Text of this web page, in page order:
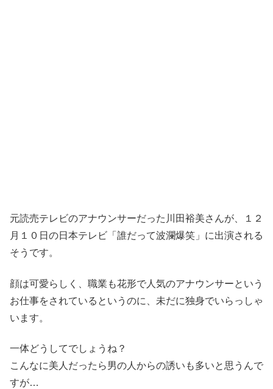
元読売テレビのアナウンサーだった川田裕美さんが、１２
月１０日の日本テレビ「誰だって波瀾爆笑」に出演される
そうです。
顔は可愛らしく、職業も花形で人気のアナウンサーという
お仕事をされているというのに、未だに独身でいらっしゃ
います。
一体どうしてでしょうね？
こんなに美人だったら男の人からの誘いも多いと思うんで
すが…